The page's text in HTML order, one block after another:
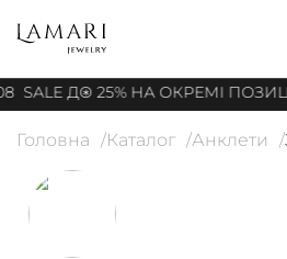
SALE ДО 25% НА ОКРЕМІ
Головна Каталог Анклети